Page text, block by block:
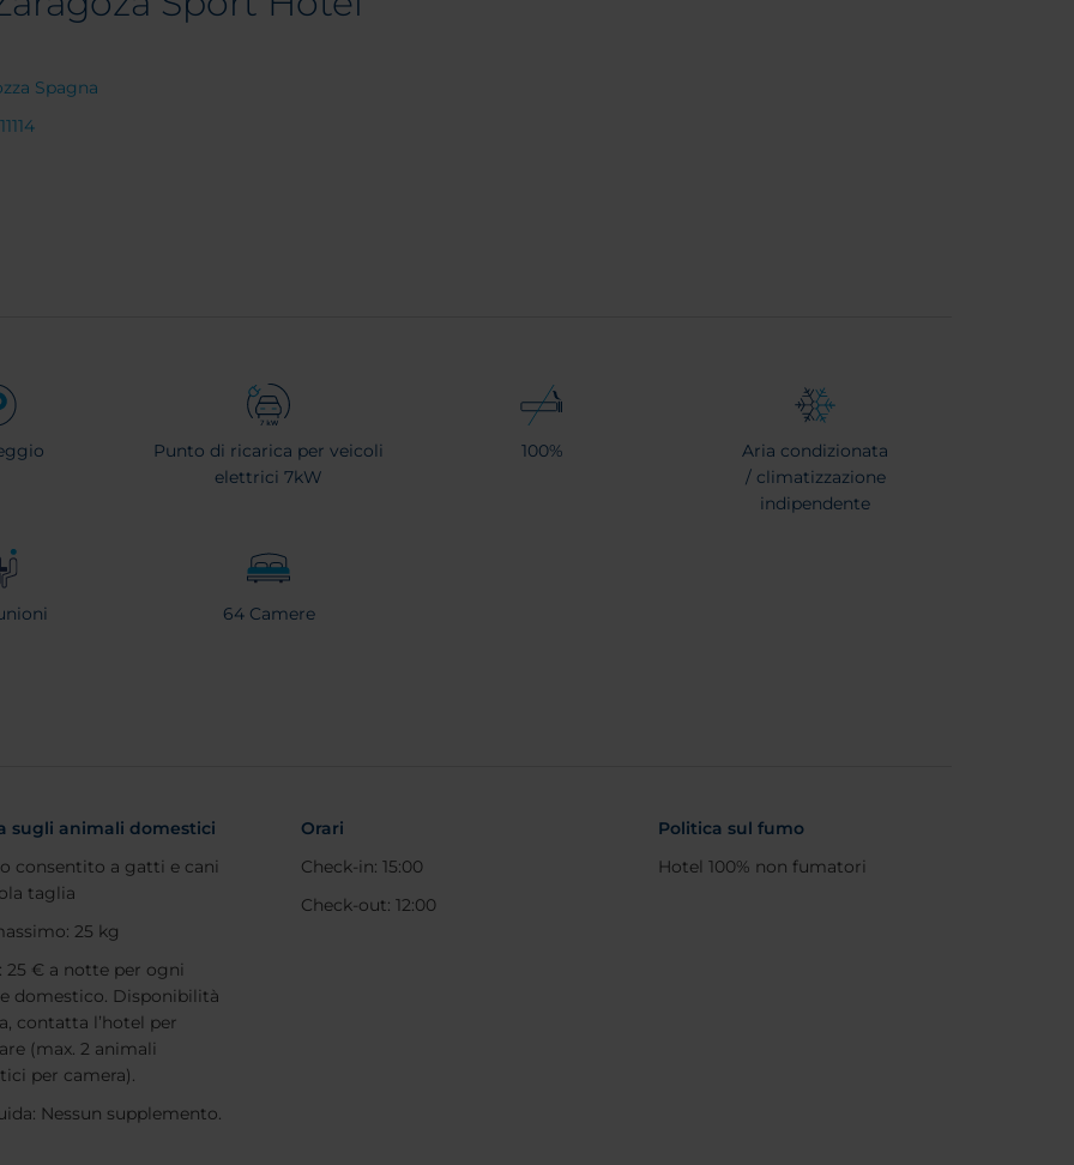
Spagna
Punto di ricarica per veicoli
elettrici 7kW
100%
Aria condizionata
/ climatizzazione
indipendente
64 Camere
sugli animali domestici
consentito a gatti e cani
taglia
25 kg
25 € a notte per ogni
domestico. Disponibilità
contatta l’hotel per
(max. 2 animali
per camera).
Nessun supplemento.
Orari
Check-in: 15:00
Check-out: 12:00
Politica sul fumo
Hotel 100% non fumatori